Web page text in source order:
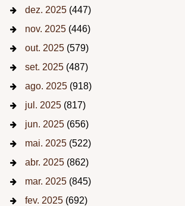
dez. 2025 (447)
nov. 2025 (446)
out. 2025 (579)
set. 2025 (487)
ago. 2025 (918)
jul. 2025 (817)
jun. 2025 (656)
mai. 2025 (522)
abr. 2025 (862)
mar. 2025 (845)
fev. 2025 (692)